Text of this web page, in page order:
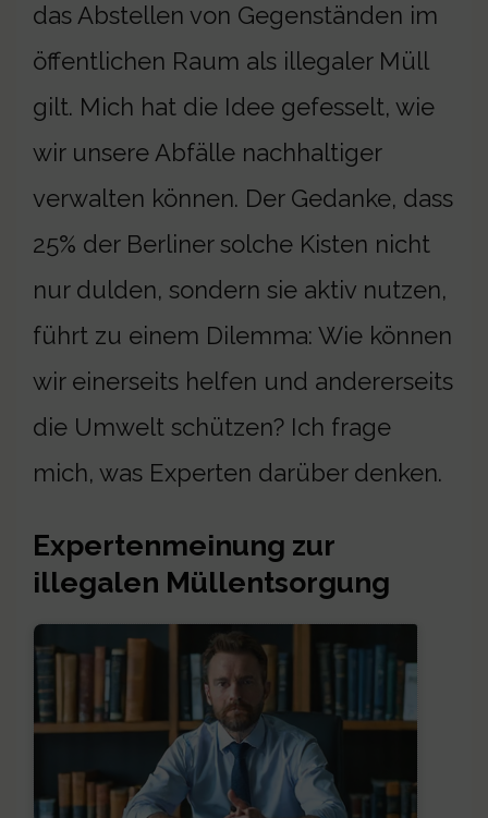
das Abstellen von Gegenständen im
öffentlichen Raum als illegaler Müll
gilt. Mich hat die Idee gefesselt, wie
wir unsere Abfälle nachhaltiger
verwalten können. Der Gedanke, dass
25% der Berliner solche Kisten nicht
nur dulden, sondern sie aktiv nutzen,
führt zu einem Dilemma: Wie können
wir einerseits helfen und andererseits
die Umwelt schützen? Ich frage
mich, was Experten darüber denken.
Expertenmeinung zur
illegalen Müllentsorgung